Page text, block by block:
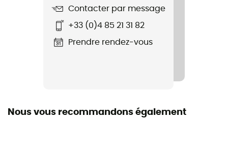
Contacter par message
+33 (0)4 85 21 31 82
Prendre rendez-vous
Nous vous recommandons également